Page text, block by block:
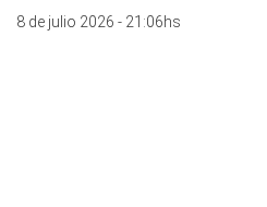
8 de julio 2026 - 21:06hs